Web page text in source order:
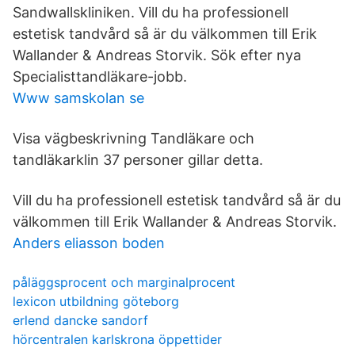
Sandwallskliniken. Vill du ha professionell
estetisk tandvård så är du välkommen till Erik
Wallander & Andreas Storvik. Sök efter nya
Specialisttandläkare-jobb.
Www samskolan se
Visa vägbeskrivning Tandläkare och
tandläkarklin 37 personer gillar detta.
Vill du ha professionell estetisk tandvård så är du
välkommen till Erik Wallander & Andreas Storvik.
Anders eliasson boden
påläggsprocent och marginalprocent
lexicon utbildning göteborg
erlend dancke sandorf
hörcentralen karlskrona öppettider